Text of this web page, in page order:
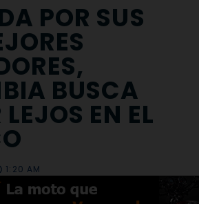
POR SUS
BUSCA
EN EL
1:20 AM